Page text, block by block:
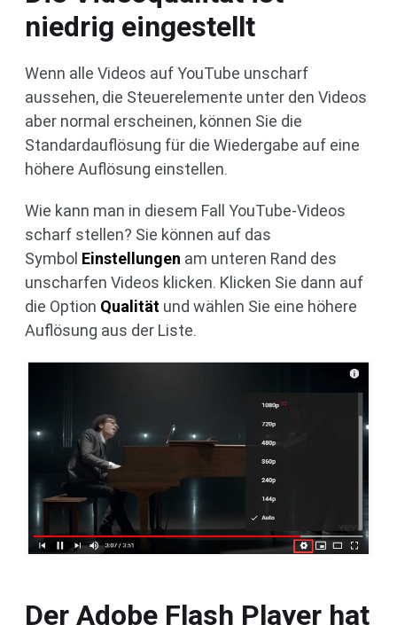
niedrig eingestellt
Wenn alle Videos auf YouTube unscharf
aussehen, die Steuerelemente unter den Videos
aber normal erscheinen, können Sie die
Standardauflösung für die Wiedergabe auf eine
höhere Auflösung einstellen.
Wie kann man in diesem Fall YouTube-Videos
scharf stellen? Sie können auf das
Symbol Einstellungen am unteren Rand des
unscharfen Videos klicken. Klicken Sie dann auf
die Option Qualität und wählen Sie eine höhere
Auflösung aus der Liste.
Der Adobe Flash Player hat